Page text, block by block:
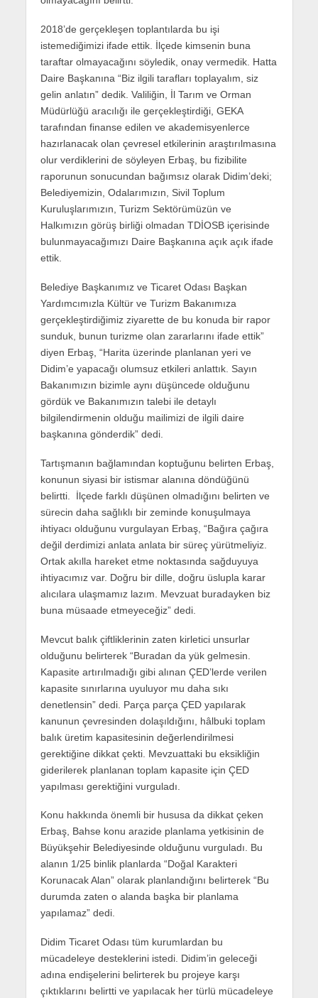
2018’de gerçekleşen toplantılarda bu işi
istemediğimizi ifade ettik. İlçede kimsenin buna
taraftar olmayacağını söyledik, onay vermedik. Hatta
Daire Başkanına “Biz ilgili tarafları toplayalım, siz
gelin anlatın” dedik. Valiliğin, İl Tarım ve Orman
Müdürlüğü aracılığı ile gerçekleştirdiği, GEKA
tarafından finanse edilen ve akademisyenlerce
hazırlanacak olan çevresel etkilerinin araştırılmasına
olur verdiklerini de söyleyen Erbaş, bu fizibilite
raporunun sonucundan bağımsız olarak Didim’deki;
Belediyemizin, Odalarımızın, Sivil Toplum
Kuruluşlarımızın, Turizm Sektörümüzün ve
Halkımızın görüş birliği olmadan TDİOSB içerisinde
bulunmayacağımızı Daire Başkanına açık açık ifade
ettik.
Belediye Başkanımız ve Ticaret Odası Başkan
Yardımcımızla Kültür ve Turizm Bakanımıza
gerçekleştirdiğimiz ziyarette de bu konuda bir rapor
sunduk, bunun turizme olan zararlarını ifade ettik”
diyen Erbaş, “Harita üzerinde planlanan yeri ve
Didim’e yapacağı olumsuz etkileri anlattık. Sayın
Bakanımızın bizimle aynı düşüncede olduğunu
gördük ve Bakanımızın talebi ile detaylı
bilgilendirmenin olduğu mailimizi de ilgili daire
başkanına gönderdik” dedi.
Tartışmanın bağlamından koptuğunu belirten Erbaş,
konunun siyasi bir istismar alanına döndüğünü
belirtti. İlçede farklı düşünen olmadığını belirten ve
sürecin daha sağlıklı bir zeminde konuşulmaya
ihtiyacı olduğunu vurgulayan Erbaş, “Bağıra çağıra
değil derdimizi anlata anlata bir süreç yürütmeliyiz.
Ortak akılla hareket etme noktasında sağduyuya
ihtiyacımız var. Doğru bir dille, doğru üslupla karar
alıcılara ulaşmamız lazım. Mevzuat buradayken biz
buna müsaade etmeyeceğiz” dedi.
Mevcut balık çiftliklerinin zaten kirletici unsurlar
olduğunu belirterek “Buradan da yük gelmesin.
Kapasite artırılmadığı gibi alınan ÇED’lerde verilen
kapasite sınırlarına uyuluyor mu daha sıkı
denetlensin” dedi. Parça parça ÇED yapılarak
kanunun çevresinden dolaşıldığını, hâlbuki toplam
balık üretim kapasitesinin değerlendirilmesi
gerektiğine dikkat çekti. Mevzuattaki bu eksikliğin
giderilerek planlanan toplam kapasite için ÇED
yapılması gerektiğini vurguladı.
Konu hakkında önemli bir hususa da dikkat çeken
Erbaş, Bahse konu arazide planlama yetkisinin de
Büyükşehir Belediyesinde olduğunu vurguladı. Bu
alanın 1/25 binlik planlarda “Doğal Karakteri
Korunacak Alan” olarak planlandığını belirterek “Bu
durumda zaten o alanda başka bir planlama
yapılamaz” dedi.
Didim Ticaret Odası tüm kurumlardan bu
mücadeleye desteklerini istedi. Didim’in geleceği
adına endişelerini belirterek bu projeye karşı
çıktıklarını belirtti ve yapılacak her türlü mücadeleye